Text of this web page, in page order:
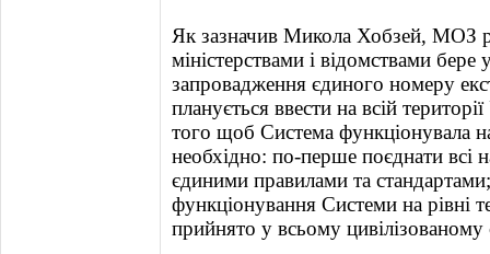
Як зазначив Микола Хобзей, МОЗ
міністерствами і відомствами
запровадження єдиного номеру
планується ввести на всій
того щоб Система функціонувала
необхідно: по-перше поєднати всі
єдиними правилами та
функціонування Системи на рівні
прийнято у всьому цивілізованому